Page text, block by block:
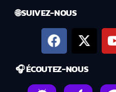
🌐 SUIVEZ-NOUS
🎧 ÉCOUTEZ-NOUS